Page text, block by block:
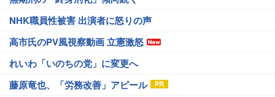
NHK職員性被害 出演者に怒りの声
高市氏のPV風視察動画 立憲激怒
れいわ「いのちの党」に変更へ
藤原竜也、「労務改善」アピール